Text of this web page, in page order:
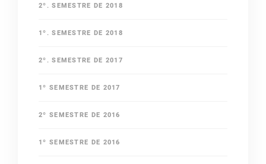
2º. SEMESTRE DE 2018
1º. SEMESTRE DE 2018
2º. SEMESTRE DE 2017
1º SEMESTRE DE 2017
2º SEMESTRE DE 2016
1º SEMESTRE DE 2016